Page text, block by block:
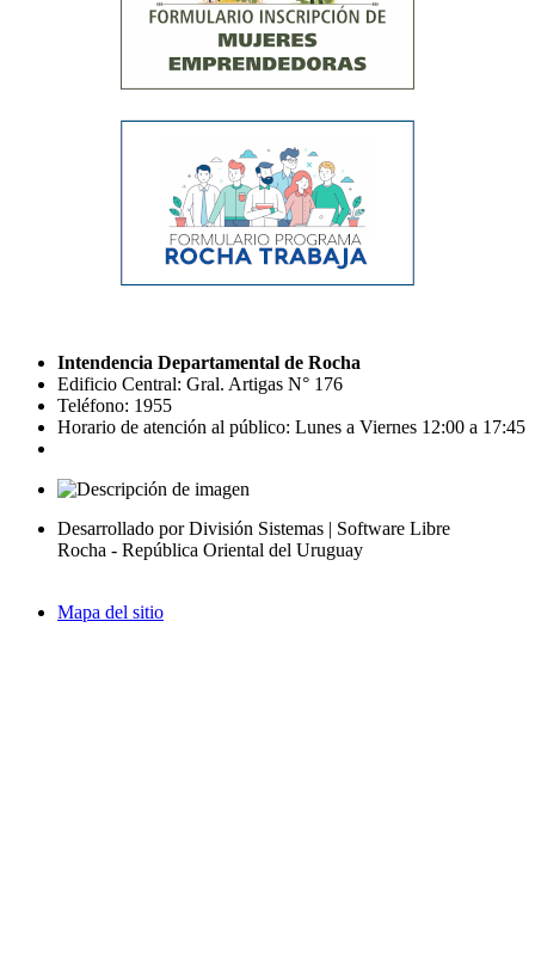
Intendencia Departamental de Rocha
Edificio Central: Gral. Artigas N° 176
Teléfono: 1955
Horario de atención al público: Lunes a Viernes 12:00 a 17:45
Desarrollado por División Sistemas | Software Libre
Rocha - República Oriental del Uruguay
Mapa del sitio